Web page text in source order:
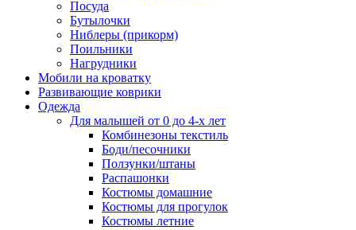
Посуда
Бутылочки
Ниблеры (прикорм)
Поильники
Нагрудники
Мобили на кроватку
Развивающие коврики
Одежда
Для малышей от 0 до 4-х лет
Комбинезоны текстиль
Боди/песочники
Ползунки/штаны
Распашонки
Костюмы домашние
Костюмы для прогулок
Костюмы летние